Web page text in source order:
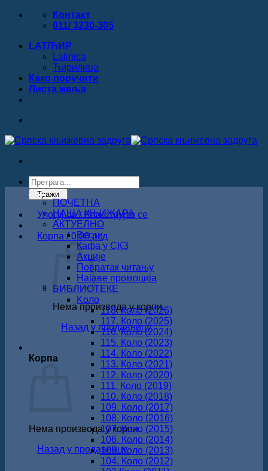
Прескочи
Контакт
011/ 3230-305
LAT/ЋИР
Latinica
Ћирилица
Како поручити
Листa жеља
Products
search
Тражи
Улогуј се / Региструјте се
Корпа /0.00рсд
Нема производа у корпи.
Назад у продавницу
Корпа
Нема производа у корпи.
Назад у продавницу
ПОЧЕТНА
НАША КЊИЖАРА
АКТУЕЛНО
Вести
Кафа у СКЗ
Акције
Повратак читању
Најаве промоција
БИБЛИОТЕКЕ
Koло
118. Коло (2026)
117. Коло (2025)
116. Коло (2024)
115. Коло (2023)
114. Коло (2022)
113. Коло (2021)
112. Коло (2020)
111. Коло (2019)
110. Коло (2018)
109. Коло (2017)
108. Коло (2016)
107. Коло (2015)
106. Коло (2014)
105. Коло (2013)
104. Коло (2012)